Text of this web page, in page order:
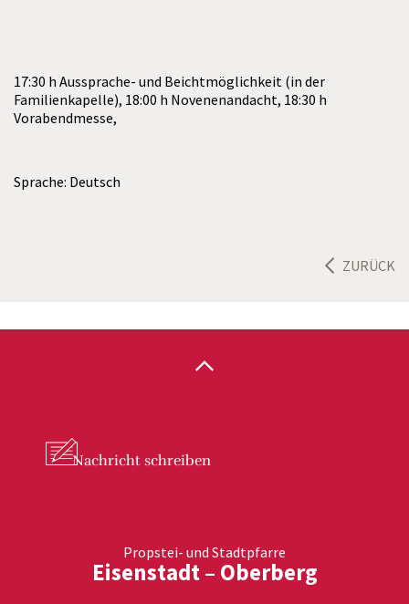
17:30 h Aussprache- und Beichtmöglichkeit (in der
Familienkapelle), 18:00 h Novenenandacht, 18:30 h
Vorabendmesse,
Sprache: Deutsch
ZURÜCK
Nachricht schreiben
Propstei- und Stadtpfarre
Eisenstadt – Oberberg